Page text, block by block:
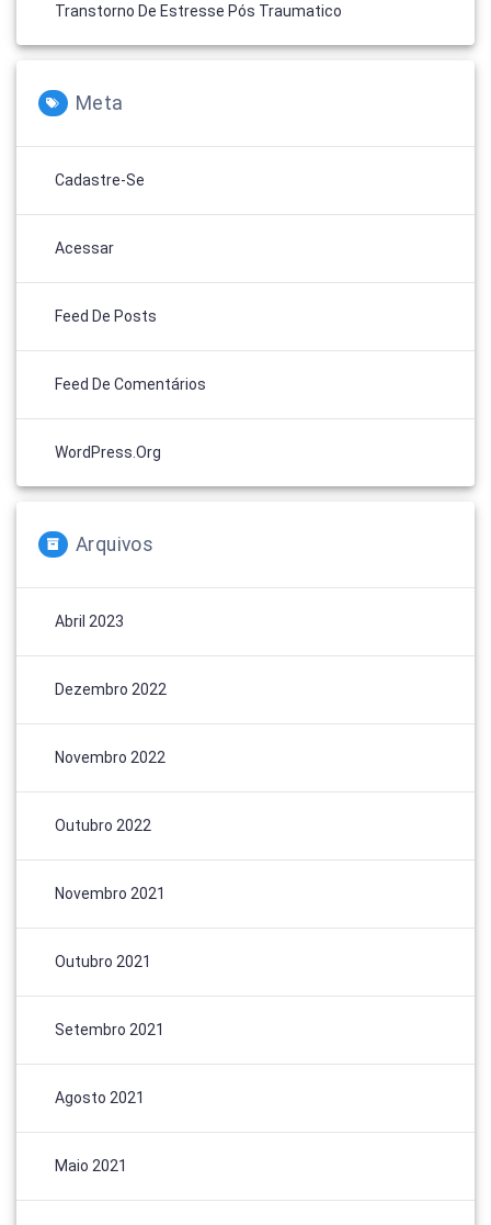
Transtorno De Estresse Pós Traumatico
Meta
Cadastre-Se
Acessar
Feed De Posts
Feed De Comentários
WordPress.org
Arquivos
Abril 2023
Dezembro 2022
Novembro 2022
Outubro 2022
Novembro 2021
Outubro 2021
Setembro 2021
Agosto 2021
Maio 2021